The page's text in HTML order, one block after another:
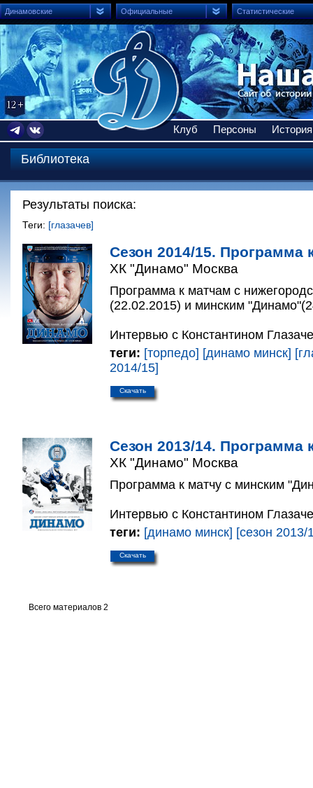
Динамовские Официальные Статистические
Клуб Персоны История
Библиотека
Результаты поиска:
Теги: [глазачев]
Сезон 2014/15. Программа
ХК "Динамо" Москва
Программа к матчам с
(22.02.2015) и минским
Интервью с Константином
теги: [торпедо] [динамо минск]
2014/15]
Скачать
Сезон 2013/14. Программа
ХК "Динамо" Москва
Программа к матчу с минским
Интервью с Константином
теги: [динамо минск] [сезон 2013/
Скачать
Всего материалов 2